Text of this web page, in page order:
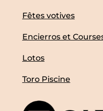
Fêtes votives
Encierros et
Lotos
Toro Piscine